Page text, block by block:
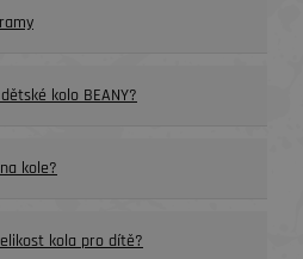
kolo BEANY?
kole?
kola pro dítě?